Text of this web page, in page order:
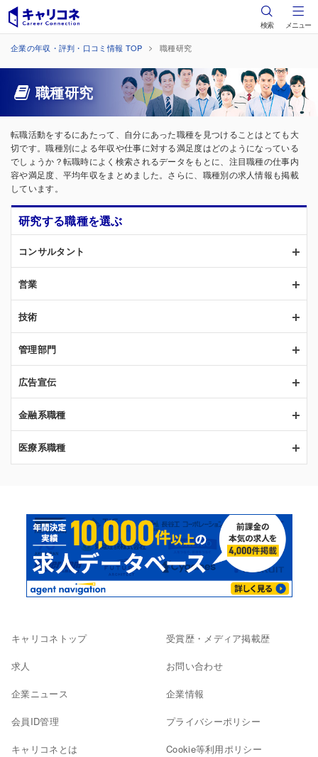
検索 メニュー
企業の年収・評判・口コミ情報 TOP 職種研究
職種研究
転職活動をするにあたって、自分にあった職種を見つけることはとても大
切です。職種別による年収や仕事に対する満足度はどのようになっている
でしょうか？転職時によく検索されるデータをもとに、注目職種の仕事内
容や満足度、平均年収をまとめました。さらに、職種別の求人情報も掲載
しています。
研究する職種を選ぶ
コンサルタント
営業
技術
管理部門
広告宣伝
金融系職種
医療系職種
キャリコネトップ
求人
企業ニュース
会員ID管理
キャリコネとは
受賞歴・メディア掲載歴
お問い合わせ
企業情報
プライバシーポリシー
Cookie等利用ポリシー